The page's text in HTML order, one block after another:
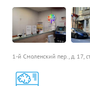
1-й Смоленский пер., д. 17,